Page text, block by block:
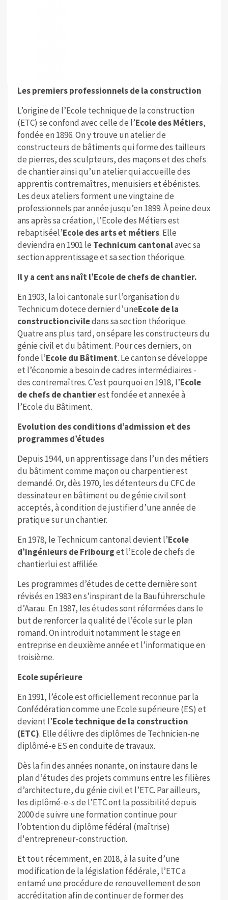
Les premiers professionnels de la construction
L’origine de l’Ecole technique de la construction
(ETC) se confond avec celle de l’Ecole des Métiers,
fondée en 1896. On y trouve un atelier de
constructeurs de bâtiments qui forme des tailleurs
de pierres, des sculpteurs, des maçons et des chefs
de chantier ainsi qu’un atelier qui accueille des
apprentis contremaîtres, menuisiers et ébénistes.
Les deux ateliers forment une vingtaine de
professionnels par année jusqu’en 1899. À peine deux
ans après sa création, l’Ecole des Métiers est
rebaptiséel’Ecole des arts et métiers. Elle
deviendra en 1901 le Technicum cantonalavec sa
section apprentissage et sa section théorique.
Il y a cent ans naît l’Ecole de chefs de chantier.
En 1903, la loi cantonale sur l’organisation du
Technicum dotece dernier d’uneEcole de la
constructionciviledans sa section théorique.
Quatre ans plus tard, on sépare les constructeurs du
génie civil et du bâtiment. Pour ces derniers, on
fonde l’Ecole du Bâtiment. Le canton se développe
et l’économie a besoin de cadres intermédiaires -
des contremaîtres. C’est pourquoi en 1918, l’Ecole
de chefs de chantierest fondée et annexée à
l’Ecole du Bâtiment.
Evolution des conditions d’admission et des
programmes d’études
Depuis 1944, un apprentissage dans l’un des métiers
du bâtiment comme maçon ou charpentier est
demandé. Or, dès 1970, les détenteurs du CFC de
dessinateur en bâtiment ou de génie civil sont
acceptés, à condition de justifier d’une année de
pratique sur un chantier.
En 1978, le Technicum cantonal devient l’Ecole
d’ingénieurs de Fribourget l’Ecole de chefs de
chantierlui est affiliée.
Les programmes d’études de cette dernière sont
révisés en 1983 en s’inspirant de la Bauführerschule
d’Aarau. En 1987, les études sont réformées dans le
but de renforcer la qualité de l’école sur le plan
romand. On introduit notamment le stage en
entreprise en deuxième année et l’informatique en
troisième.
Ecole supérieure
En 1991, l’école est officiellement reconnue par la
Confédération comme une Ecole supérieure (ES) et
devient l’Ecole technique de la construction
(ETC). Elle délivre des diplômes de Technicien-ne
diplômé-e ES en conduite de travaux.
Dès la fin des années nonante, on instaure dans le
plan d’études des projets communs entre les filières
d’architecture, du génie civil et l’ETC. Par ailleurs,
les diplômé-e-s de l’ETC ont la possibilité depuis
2000 de suivre une formation continue pour
l’obtention du diplôme fédéral (maîtrise)
d'entrepreneur-construction.
Et tout récemment, en 2018, à la suite d’une
modification de la législation fédérale, l’ETC a
entamé une procédure de renouvellement de son
accréditation afin de continuer de former des